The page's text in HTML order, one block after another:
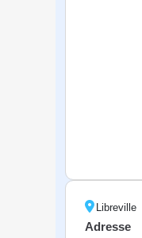
Libreville
Adresse